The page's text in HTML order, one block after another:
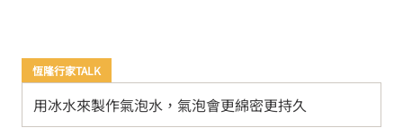
恆隆行家TALK
用冰水來製作氣泡水，氣泡會更綿密更持久